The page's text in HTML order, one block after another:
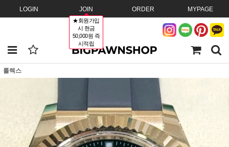
LOGIN JOIN
★회원가입
시 현금
50,000원 즉
시적립
ORDER MYPAGE
롤렉스